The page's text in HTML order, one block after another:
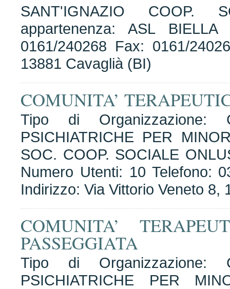
SANT'IGNAZIO COOP.
appartenenza: ASL
0161/240268 Fax: 0161/
13881 Cavaglià (BI)
COMUNITA’
Tipo di Organizzazione:
PSICHIATRICHE PER
SOC. COOP. SOCIALE
Numero Utenti: 10 Telefono:
Indirizzo: Via Vittorio Veneto 8,
COMUNITA’
PASSEGGIATA
Tipo di Organizzazione:
PSICHIATRICHE PER